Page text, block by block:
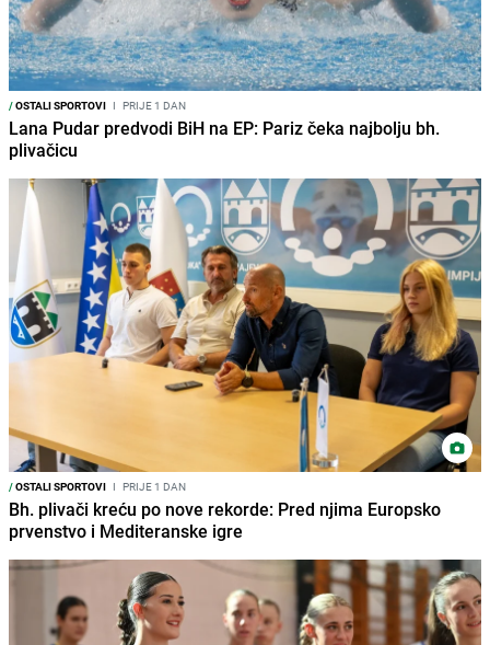
/OSTALI SPORTOVI I PRIJE 1 DAN
Lana Pudar predvodi BiH na EP: Pariz čeka najbolju bh.
plivačicu
/OSTALI SPORTOVI I PRIJE 1 DAN
Bh. plivači kreću po nove rekorde: Pred njima Europsko
prvenstvo i Mediteranske igre